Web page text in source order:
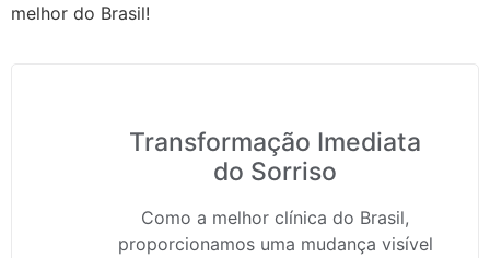
melhor do Brasil!
Transformação Imediata
do Sorriso
Como a melhor clínica do Brasil,
proporcionamos uma mudança visível